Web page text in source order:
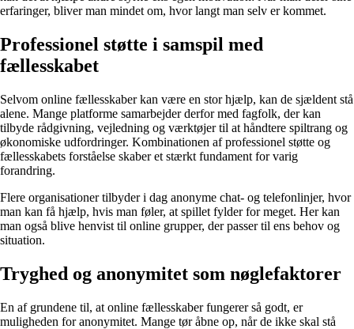
erfaringer, bliver man mindet om, hvor langt man selv er kommet.
Professionel støtte i samspil med
fællesskabet
Selvom online fællesskaber kan være en stor hjælp, kan de sjældent stå
alene. Mange platforme samarbejder derfor med fagfolk, der kan
tilbyde rådgivning, vejledning og værktøjer til at håndtere spiltrang og
økonomiske udfordringer. Kombinationen af professionel støtte og
fællesskabets forståelse skaber et stærkt fundament for varig
forandring.
Flere organisationer tilbyder i dag anonyme chat- og telefonlinjer, hvor
man kan få hjælp, hvis man føler, at spillet fylder for meget. Her kan
man også blive henvist til online grupper, der passer til ens behov og
situation.
Tryghed og anonymitet som nøglefaktorer
En af grundene til, at online fællesskaber fungerer så godt, er
muligheden for anonymitet. Mange tør åbne op, når de ikke skal stå